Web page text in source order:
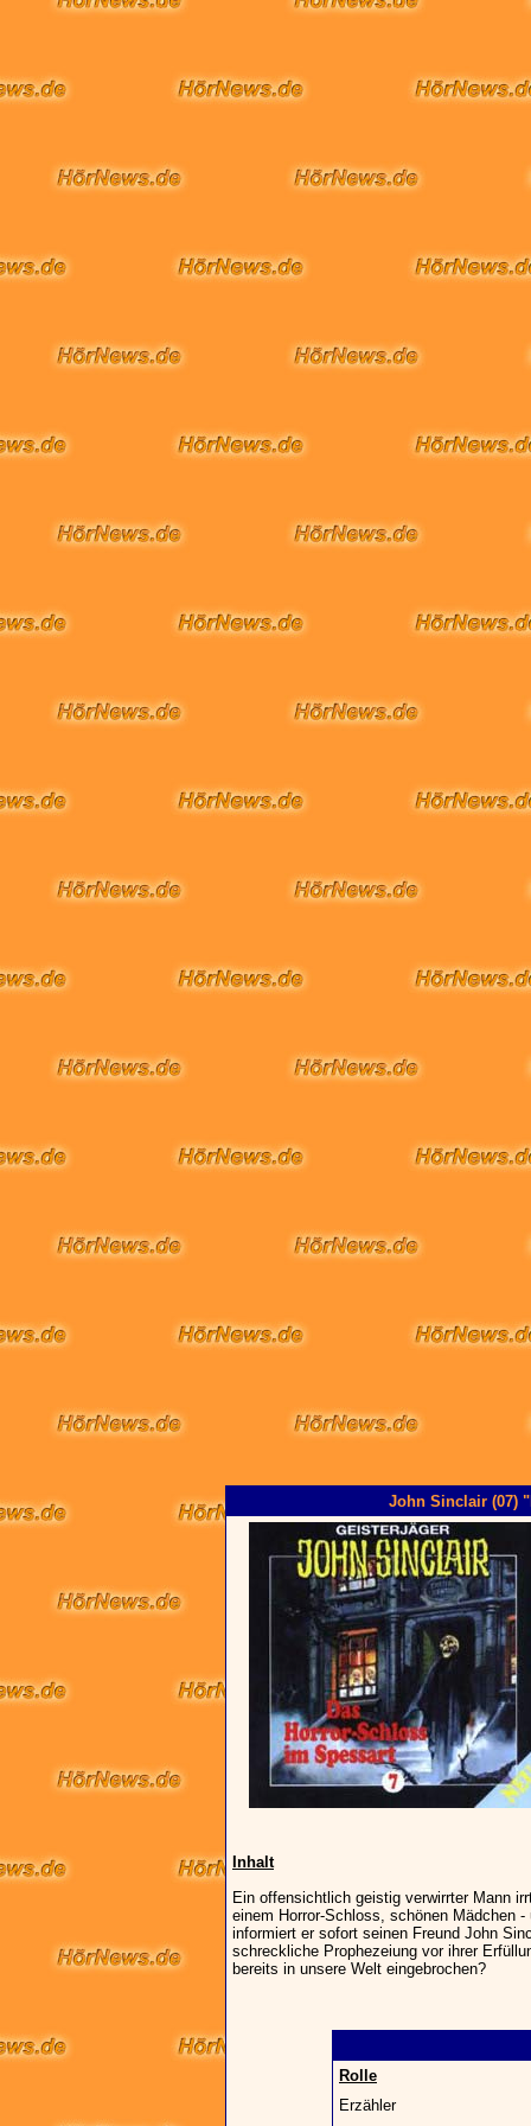
John Sinclair (07)
Inhalt
Ein offensichtlich geistig verwirrter Mann
einem Horror-Schloss, schönen Mädchen
informiert er sofort seinen Freund John
schreckliche Prophezeiung vor ihrer
bereits in unsere Welt eingebrochen?
Rolle
Erzähler